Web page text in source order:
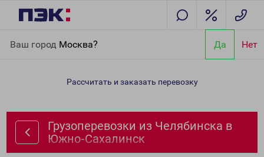
Ваш город Москва? Да Нет
Южно-Сахалинск
Рассчитать и заказать перевозку
Грузоперевозки из Челябинска в
Южно-Сахалинск